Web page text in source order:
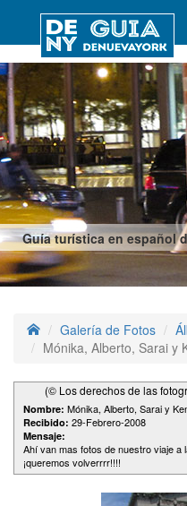
Guía turística en español
Galería de Fotos
Mónika, Alberto, Sarai y
(© Los derechos de las
Nombre: Mónika, Alberto, Sarai y
Recibido: 29-Febrero-2008
Mensaje:
Ahí van mas fotos de nuestro viaje a
¡queremos volverrrr!!!!